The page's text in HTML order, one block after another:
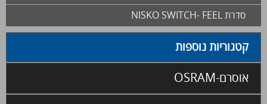
סדרת NISKO SWITCH- FEEL
קטגוריות נוספות
אוסרם-OSRAM